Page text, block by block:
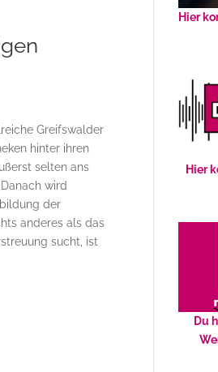
Greifswalder
hinter ihren
selten ans
wird
der
anderes als das
sucht, ist
Hier
Hier
Du